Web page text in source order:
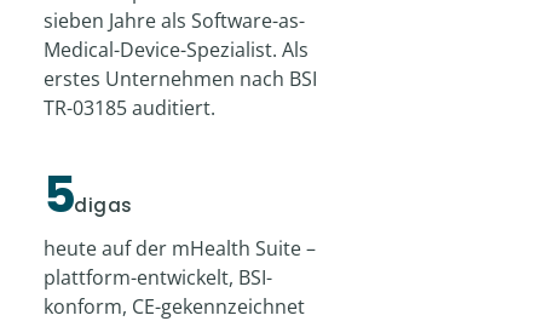
sieben Jahre als Software-as-
Medical-Device-Spezialist. Als
erstes Unternehmen nach BSI
TR-03185 auditiert.
5digas
heute auf der mHealth Suite –
plattform-entwickelt, BSI-
konform, CE-gekennzeichnet